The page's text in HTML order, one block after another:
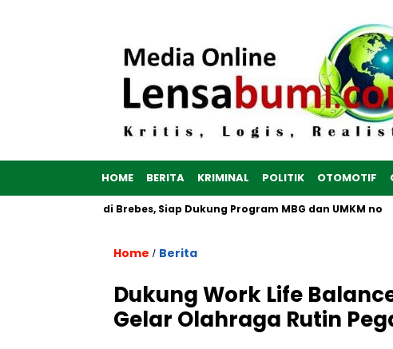
HOME BERITA KRIMINAL POLITIK OTOMOTIF
di Brebes, Siap Dukung Program MBG dan UMKM no
Home / Berita
Dukung Work Life
Gelar Olahraga Rutin